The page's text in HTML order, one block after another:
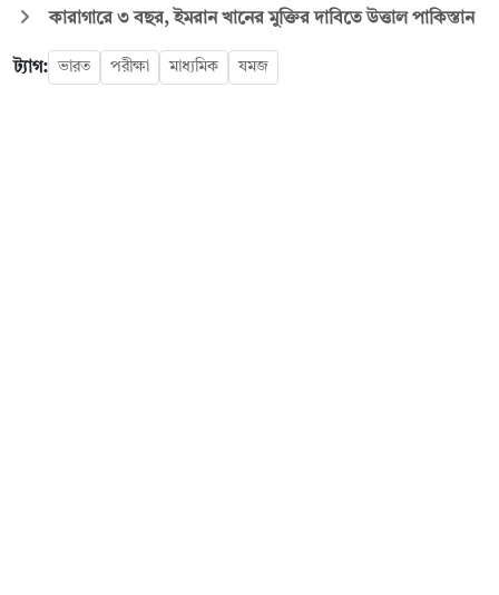
কারাগারে ৩ বছর, ইমরান খানের মুক্তির দাবিতে উত্তাল পাকিস্তান
ট্যাগ: ভারত পরীক্ষা মাধ্যমিক যমজ